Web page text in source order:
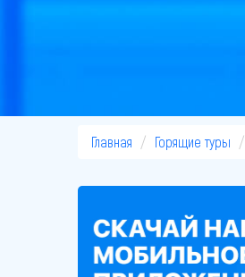
Главная Горящие туры